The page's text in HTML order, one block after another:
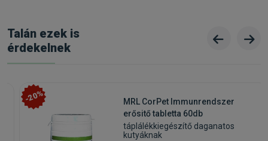
Talán ezek is
érdekelnek
-20%
MRL CorPet Immunrendszer
erősitő tabletta 60db
táplálékkiegészítő daganatos
kutyáknak